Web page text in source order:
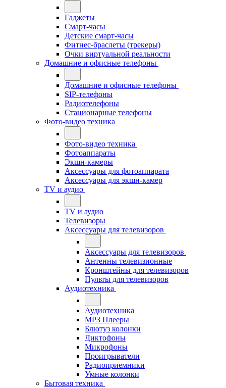
Гаджеты
Смарт-часы
Детские смарт-часы
Фитнес-браслеты (трекеры)
Очки виртуальной реальности
Домашние и офисные телефоны
Домашние и офисные телефоны
SIP-телефоны
Радиотелефоны
Стационарные телефоны
Фото-видео техника
Фото-видео техника
Фотоаппараты
Экшн-камеры
Аксессуары для фотоаппарата
Аксессуары для экшн-камер
TV и аудио
TV и аудио
Телевизоры
Аксессуары для телевизоров
Аксессуары для телевизоров
Антенны телевизионные
Кронштейны для телевизоров
Пульты для телевизоров
Аудиотехника
Аудиотехника
MP3 Плееры
Блютуз колонки
Диктофоны
Микрофоны
Проигрыватели
Радиоприемники
Умные колонки
Бытовая техника